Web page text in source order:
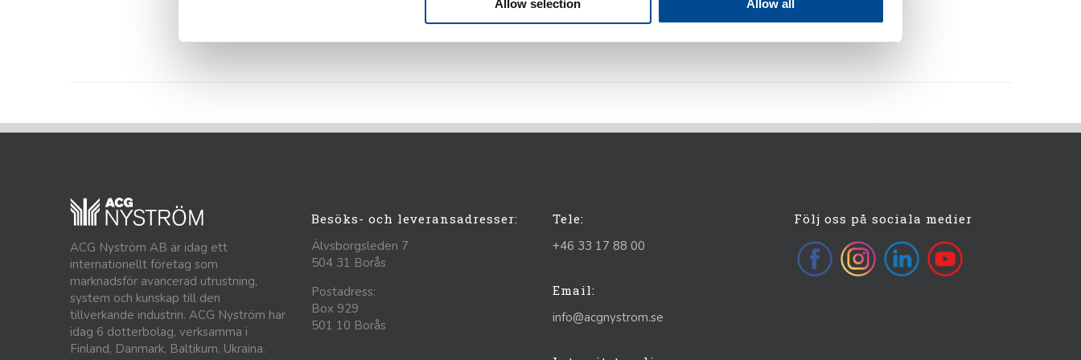
Allow selection Allow all
ACG Nyström AB är idag ett
internationellt företag som
marknadsför avancerad utrustning,
system och kunskap till den
tillverkande industrin. ACG Nyström har
idag 6 dotterbolag, verksamma i
Finland, Danmark, Baltikum, Ukraina.
Besöks- och leveransadresser:
Älvsborgsleden 7
504 31 Borås
Postadress:
Box 929
501 10 Borås
Tele:
+46 33 17 88 00
Email:
info@acgnystrom.se
Följ oss på sociala medier